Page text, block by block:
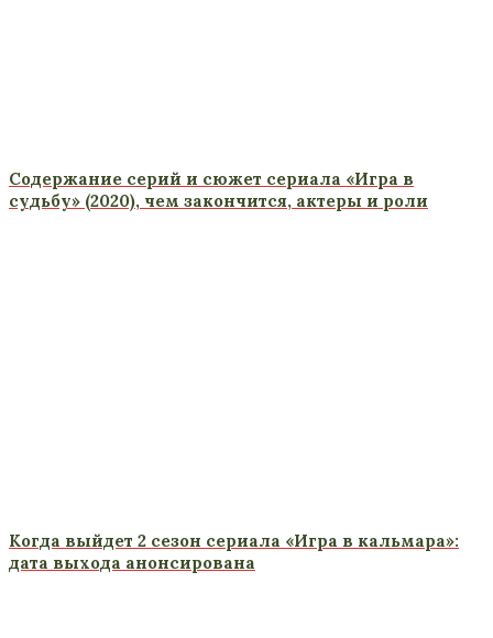
Содержание серий и сюжет сериала «Игра в
судьбу» (2020), чем закончится, актеры и роли
Когда выйдет 2 сезон сериала «Игра в кальмара»:
дата выхода анонсирована